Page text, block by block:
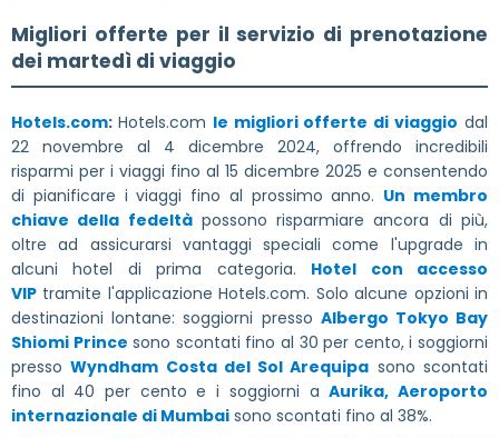
Migliori offerte per il servizio di prenotazione
dei martedì di viaggio
Hotels.com: Hotels.com le migliori offerte di viaggio dal
22 novembre al 4 dicembre 2024, offrendo incredibili
risparmi per i viaggi fino al 15 dicembre 2025 e consentendo
di pianificare i viaggi fino al prossimo anno. Un membro
chiave della fedeltàpossono risparmiare ancora di più,
oltre ad assicurarsi vantaggi speciali come l'upgrade in
alcuni hotel di prima categoria. Hotel con accesso
VIP tramite l'applicazione Hotels.com. Solo alcune opzioni in
destinazioni lontane: soggiorni presso Albergo Tokyo Bay
Shiomi Prince sono scontati fino al 30 per cento, i soggiorni
pressoWyndham Costa del Sol Arequipa sono scontati
fino al 40 per cento e i soggiorni aAurika, Aeroporto
internazionale di Mumbai sono scontati fino al 38%.